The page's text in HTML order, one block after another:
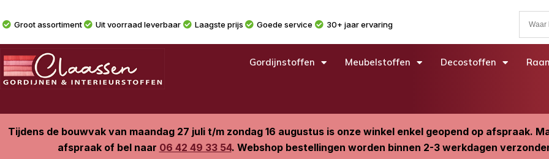
Groot assortiment Uit voorraad leverbaar Laagste prijs Goede service 30+ jaar ervaring
Gordijnstoffen Meubelstoffen Decostoffen
Tijdens de bouwvak van maandag 27 juli t/m zondag 16 augustus is onze winkel enkel geopend op afspraak.
afspraak of bel naar 06 42 49 33 54. Webshop bestellingen worden binnen 2-3 werkdagen